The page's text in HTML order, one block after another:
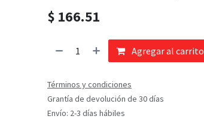
$ 166.51
Agregar al carrito
Términos y condiciones
Grantía de devolución de 30 días
Envío: 2-3 días hábiles